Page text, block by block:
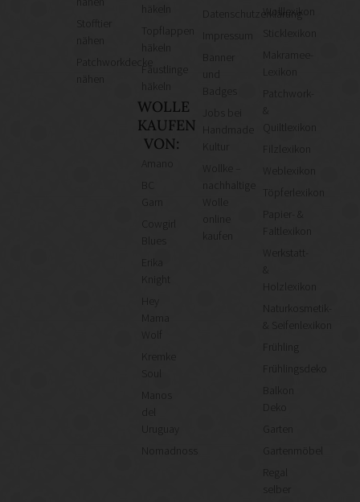
Stofftier
Patchworkdecke
häkeln
Topflappen
häkeln
Fäustlinge
häkeln
WOLLE
KAUFEN
VON:
Cowgirl
Knight
Mama
Wolf
Kremke
Manos
Uruguay
Nomadnoss
Datenschutzerklärung
Kultur
Wollke –
nachhaltige
kaufen
Wolllexikon
Sticklexikon
Makramee-
Lexikon
Patchwork-
&
Quiltlexikon
Filzlexikon
Weblexikon
Töpferlexikon
Papier- &
Faltlexikon
Werkstatt-
&
Holzlexikon
Naturkosmetik-
& Seifenlexikon
Frühling
Frühlingsdeko
Deko
Garten
Gartenmöbel
Regal